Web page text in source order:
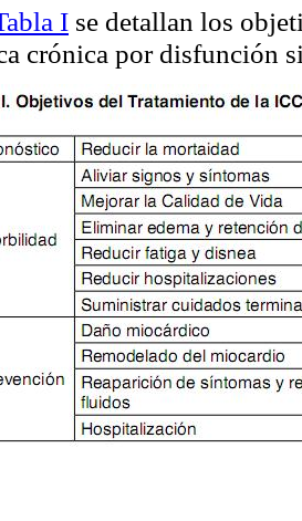
I se detallan los
crónica por disfunción